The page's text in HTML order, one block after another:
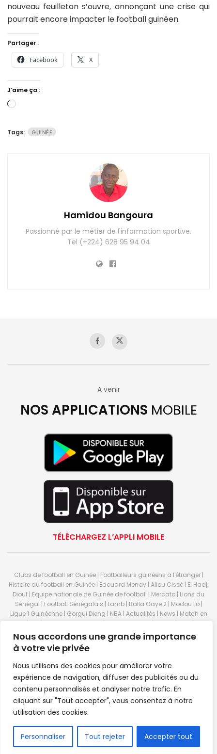
Nous accordons une grande importance
à votre vie privée
Nous utilisons des cookies pour améliorer votre
expérience de navigation, diffuser des publicités ou du
contenu personnalisés et analyser notre trafic. En
cliquant sur "Tout accepter", vous consentez à notre
utilisation des cookies.
Personnaliser Tout rejeter Accepter tout
nouveau feuilleton s’ouvre, annonçant une crise qui
pourrait encore impacter le football guinéen.
Partager :
Facebook X
J’aime ça :
Chargement…
Tags: GUINÉE
Hamidou Bangoura
Passionné par le métier de l'information sportive.
Tel (+224) 628 95 94 04
A venir
NOS APPLICATIONS MOBILE
TÉLÉCHARGEZ L’APPLI MOBILE
Clubs de football en Guinée | Footballeurs guinéens à l'étranger |
Histoire du football en Guinée | Edouard Mendy | Aliou Cissé | El Hadji
Diouf | Equipe nationale de Guinée de football | Mercato | Lions du
Sénégal | Football Sénégalais | Lamb | Balla Gaye 2 | Modou Lô |
Ligue 1 Guinéenne | Gorgui Dieng | NBA | Actualités | News | Match en
direct | But | Actualité au Guinée | Premier League | Ligue 1 | Liga | Serie
A | LSFP | Conakry | Guinée | Sport Guineen | Basket Guineens | Foot
Guineen | Handball Guinee | Match Guinee | Championnat Guinée |
Stade du 28 septembre | Coupe d'Afrique des nations de football |
Equipe de Guinee| Equipe national de Guinée | Senegal Equipe |
Guinée | Le Senegal | Dakar | Coupe de Guinée | Stade du 28
septembre | Foot Club | Sport Guinee | Sport Senegal | Paris Foot |
Sport en direct | Boxe | Sénégal Dakar | La Guinée | Live Sport | RTG |
Guinee en direct | Foot en direct | Foot direct | Eurosports | Football
direct | Vidéo | Télécharger Africasport | Clubs de football guinéens |
magazine theme byConfordev.
FR